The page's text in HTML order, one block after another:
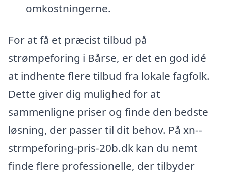
omkostningerne.
For at få et præcist tilbud på
strømpeforing i Bårse, er det en god idé
at indhente flere tilbud fra lokale fagfolk.
Dette giver dig mulighed for at
sammenligne priser og finde den bedste
løsning, der passer til dit behov. På xn--
strmpeforing-pris-20b.dk kan du nemt
finde flere professionelle, der tilbyder